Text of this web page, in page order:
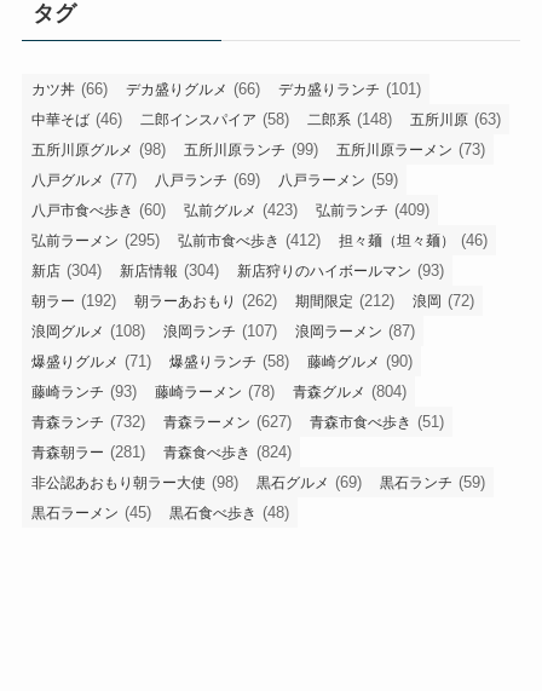
タグ
カツ丼 (66) デカ盛りグルメ (66) デカ盛りランチ (101)
中華そば (46) 二郎インスパイア (58) 二郎系 (148) 五所川原 (63)
五所川原グルメ (98) 五所川原ランチ (99) 五所川原ラーメン (73)
八戸グルメ (77) 八戸ランチ (69) 八戸ラーメン (59)
八戸市食べ歩き (60) 弘前グルメ (423) 弘前ランチ (409)
弘前ラーメン (295) 弘前市食べ歩き (412) 担々麺（坦々麺） (46)
新店 (304) 新店情報 (304) 新店狩りのハイボールマン (93)
朝ラー (192) 朝ラーあおもり (262) 期間限定 (212) 浪岡 (72)
浪岡グルメ (108) 浪岡ランチ (107) 浪岡ラーメン (87)
爆盛りグルメ (71) 爆盛りランチ (58) 藤崎グルメ (90)
藤崎ランチ (93) 藤崎ラーメン (78) 青森グルメ (804)
青森ランチ (732) 青森ラーメン (627) 青森市食べ歩き (51)
青森朝ラー (281) 青森食べ歩き (824)
非公認あおもり朝ラー大使 (98) 黒石グルメ (69) 黒石ランチ (59)
黒石ラーメン (45) 黒石食べ歩き (48)